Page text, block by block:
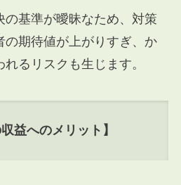
の基準が曖昧なため、対策
の期待値が上がりすぎ、か
るリスクも生じます。
益へのメリット】